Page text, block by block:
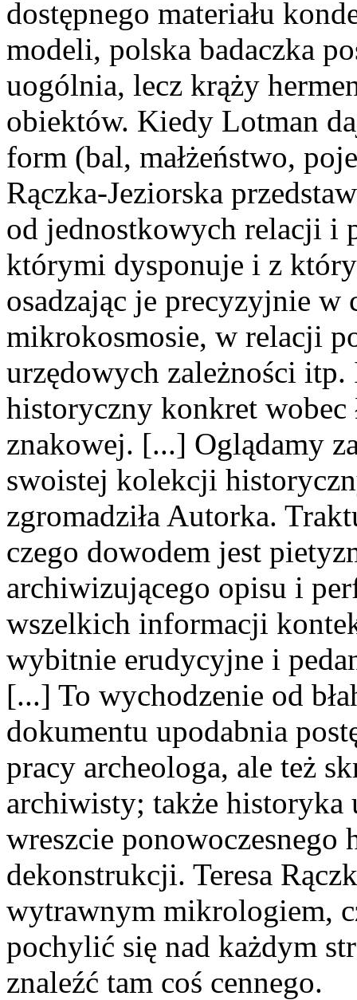
dostępnego materiału
modeli, polska badaczka
uogólnia, lecz krąży
obiektów. Kiedy Lotman
form (bal, małżeństwo,
Rączka-Jeziorska
od jednostkowych relacji i
którymi dysponuje i z
osadzając je precyzyjnie
mikrokosmosie, w relacji
urzędowych zależności
historyczny konkret
znakowej. [...] Oglądamy
swoistej kolekcji
zgromadziła Autorka.
czego dowodem jest
archiwizującego opisu i
wszelkich informacji
wybitnie erudycyjne i
[...] To wychodzenie od
dokumentu upodabnia
pracy archeologa, ale też
archiwisty; także historyka
wreszcie ponowoczesnego
dekonstrukcji. Teresa
wytrawnym mikrologiem,
pochylić się nad każdym
znaleźć tam coś cennego.